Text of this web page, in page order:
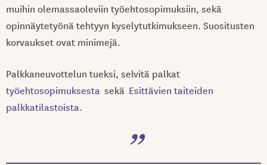
muihin olemassaoleviin työehtosopimuksiin, sekä
opinnäytetyönä tehtyyn kyselytutkimukseen. Suositusten
korvaukset ovat minimejä.
Palkkaneuvottelun tueksi, selvitä palkat
työehtosopimuksesta sekä Esittävien taiteiden
palkkatilastoista.